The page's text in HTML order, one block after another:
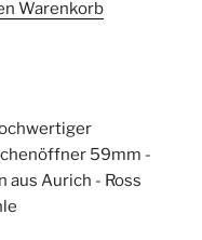
Warenkorb